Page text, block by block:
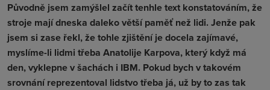
Původně jsem zamýšlel začít tenhle text konstatováním, že
stroje mají dneska daleko větší paměť než lidi. Jenže pak
jsem si zase řekl, že tohle zjištění je docela zajímavé,
myslíme-li lidmi třeba Anatolije Karpova, který když má
den, vyklepne v šachách i IBM. Pokud bych v takovém
srovnání reprezentoval lidstvo třeba já, už by to zas tak